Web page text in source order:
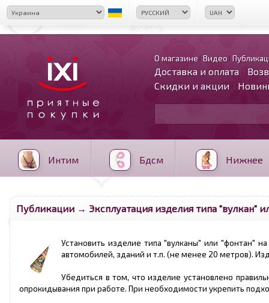
О магазине Видео
Доставка и оплата
Скидки и акции
Интим Бдсм Нижнее
Публикации → Эксплуатация изделия типа "вулкан"
Установить изделие типа "вулканы" или "фонтан"
автомобилей, зданий и т.п. (не менее 20 метров).
Убедиться в том, что изделие установлено
опрокидывания при работе. При необходимости укрепить